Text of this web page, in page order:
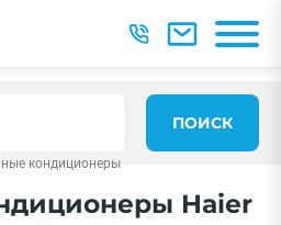
ПОИСК
кондиционеры
Haier